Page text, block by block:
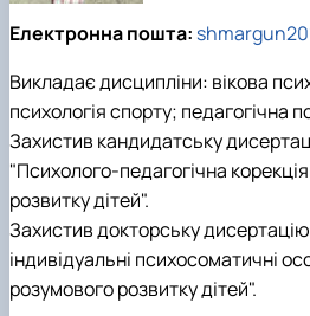
Електронна пошта:
Викладає дисципліни: вікова
психологія спорту; педагогічна
Захистив кандидатську
"Психолого-педагогічна
розвитку дітей".
Захистив докторську
індивідуальні психосоматичні
розумового розвитку дітей".